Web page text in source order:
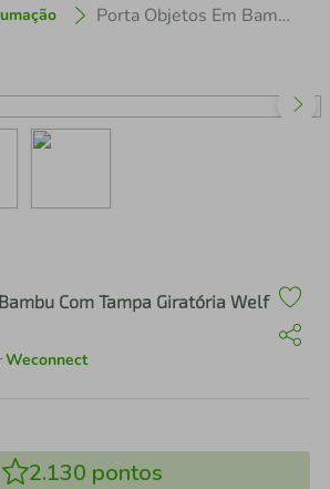
Porta Objetos Em Bambu Com Tampa Giratória Welf
Com Tampa Giratória Welf
Weconnect
2.130 pontos